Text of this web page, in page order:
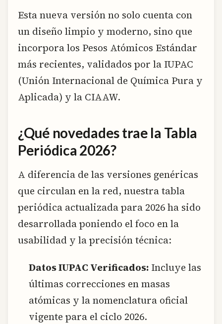
Esta nueva versión no solo cuenta con
un diseño limpio y moderno, sino que
incorpora los Pesos Atómicos Estándar
más recientes, validados por la IUPAC
(Unión Internacional de Química Pura y
Aplicada) y la CIAAW.
¿Qué novedades trae la Tabla
Periódica 2026?
A diferencia de las versiones genéricas
que circulan en la red, nuestra tabla
periódica actualizada para 2026 ha sido
desarrollada poniendo el foco en la
usabilidad y la precisión técnica:
Datos IUPAC Verificados: Incluye las
últimas correcciones en masas
atómicas y la nomenclatura oficial
vigente para el ciclo 2026.